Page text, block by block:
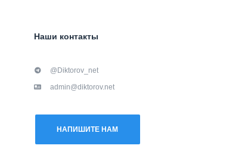
Наши контакты
@Diktorov_net
admin@diktorov.net
НАПИШИТЕ НАМ